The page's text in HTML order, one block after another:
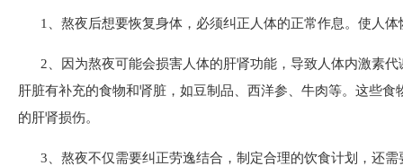
1、熬夜后想要恢复身体，必须纠正人体的正常作息。使人
2、因为熬夜可能会损害人体的肝肾功能，导致人体内激素
肝脏有补充的食物和肾脏，如豆制品、西洋参、牛肉等。这些
的肝肾损伤。
3、熬夜不仅需要纠正劳逸结合，制定合理的饮食计划，还